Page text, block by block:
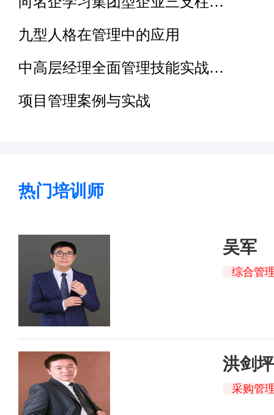
九型人格在管理中的应用
中高层经理全面管理技能实战…
项目管理案例与实战
热门培训师
吴军
综合管
洪剑坪
采购管